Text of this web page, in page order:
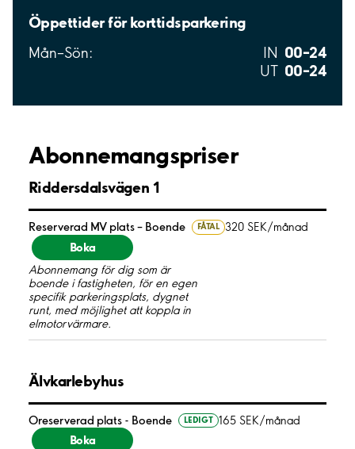
Öppettider för korttidsparkering
Mån–Sön: IN 00–24
UT 00–24
Abonnemangspriser
Riddersdalsvägen 1
Reserverad MV plats – Boende FÅTAL 320 SEK/månad
Boka
Abonnemang för dig som är
boende i fastigheten, för en egen
specifik parkeringsplats, dygnet
runt, med möjlighet att koppla in
elmotorvärmare.
Älvkarlebyhus
Oreserverad plats - Boende LEDIGT 165 SEK/månad
Boka